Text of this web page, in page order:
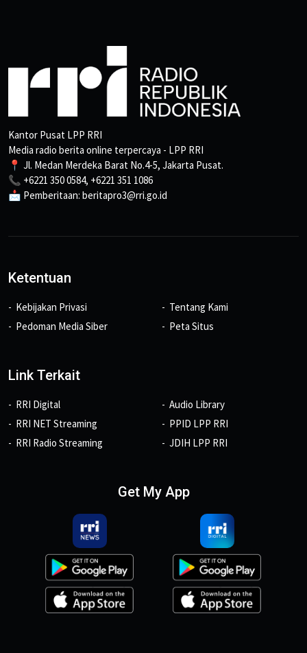
Kantor Pusat LPP RRI
Media radio berita online terpercaya - LPP RRI
📍 Jl. Medan Merdeka Barat No.4-5, Jakarta Pusat.
📞 +6221 350 0584, +6221 351 1086
📩 Pemberitaan: beritapro3@rri.go.id
Ketentuan
Kebijakan Privasi
Pedoman Media Siber
Tentang Kami
Peta Situs
Link Terkait
RRI Digital
RRI NET Streaming
RRI Radio Streaming
Audio Library
PPID LPP RRI
JDIH LPP RRI
Get My App